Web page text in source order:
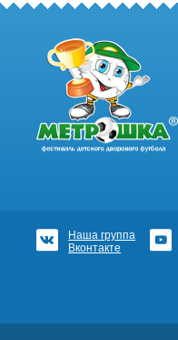
Наша группа
Вконтакте